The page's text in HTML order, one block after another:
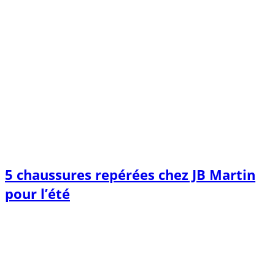
5 chaussures repérées chez JB Martin
pour l’été